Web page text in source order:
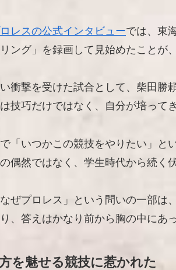
レスの公式インタビューでは、東
ング」を録画して見始めたことが
衝撃を受けた試合として、柴田勝
技巧だけではなく、自分が培って
「いつかこの競技をやりたい」と
偶然ではなく、学生時代から続く
ぜプロレス」という問いの一部は
、答えはかなり前から胸の中にあ
を魅せる競技に惹かれた